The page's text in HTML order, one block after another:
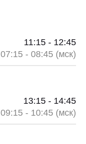
11:15 - 12:45
07:15 - 08:45 (мск)
13:15 - 14:45
09:15 - 10:45 (мск)